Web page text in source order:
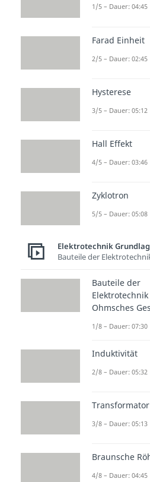
Analogie
Wenn wir
der
annehmen,
geladene
Potential
für die
Energie im
B
Hier
1/5 – Dauer: 04:45
Farad Einheit
2/5 – Dauer: 02:45
Hysterese
3/5 – Dauer: 05:12
Hall Effekt
4/5 – Dauer: 03:46
Zyklotron
5/5 – Dauer: 05:08
Elektrotechnik
Bauteile der
Bauteile der
Ohmsches
1/8 – Dauer: 07:30
Induktivität
2/8 – Dauer: 05:32
Transformator
3/8 – Dauer: 05:13
Braunsche
4/8 – Dauer: 04:45